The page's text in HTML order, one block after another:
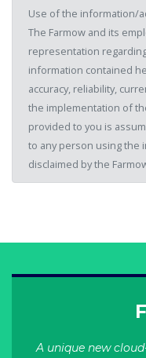
Use of the information/
The Farmow and its
representation
information contained
accuracy, reliability,
the implementation of
provided to you is
to any person using the
disclaimed by the
A unique new